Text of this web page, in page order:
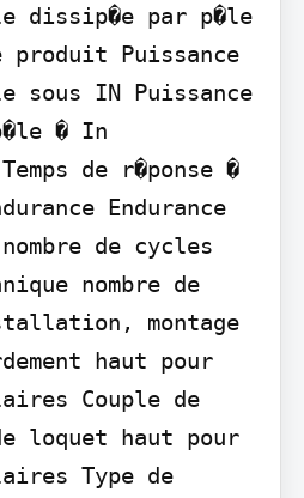
dissip�e par p�le
produit Puissance
sous IN Puissance
� In
de r�ponse �
Endurance
de cycles
nombre de
montage
haut pour
Couple de
loquet haut pour
Type de